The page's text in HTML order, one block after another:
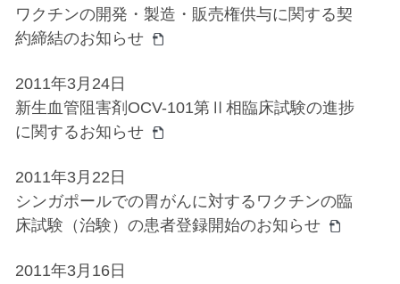
ワクチンの開発・製造・販売権供与に関する契
約締結のお知らせ
2011年3月24日
新生血管阻害剤OCV-101第Ⅱ相臨床試験の進捗
に関するお知らせ
2011年3月22日
シンガポールでの胃がんに対するワクチンの臨
床試験（治験）の患者登録開始のお知らせ
2011年3月16日